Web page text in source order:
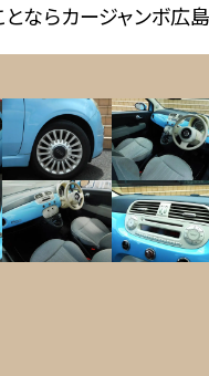
とならカージャンボ広